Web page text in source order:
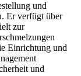
und
Er verfügt über
zur
Einrichtung und
und